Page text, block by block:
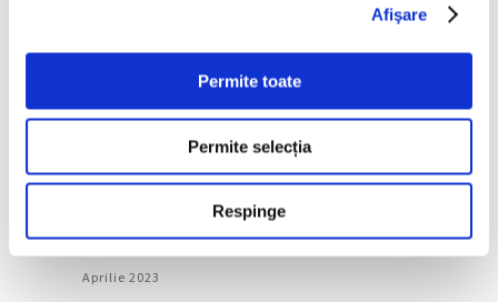
Afişare
Permite toate
Permite selecția
Respinge
Iulie 2023
Mai 2023
Aprilie 2023